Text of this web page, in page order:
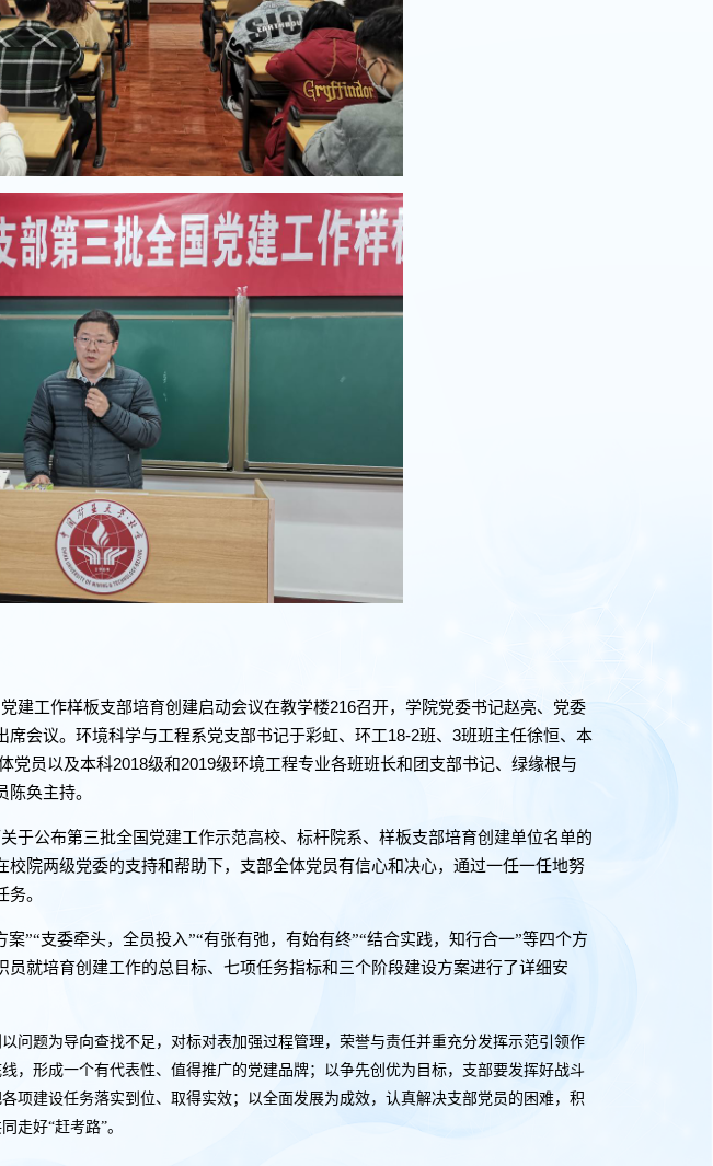
建工作样板支部培育创建启动会议在教学楼216召开，学院党委书记赵亮、党委
会议。环境科学与工程系党支部书记于彩虹、环工18-2班、 3班班主任徐恒、本
党员以及本科2018级和2019级环境工程专业各班班长和团支部书记、绿缘根与
奂主持。
于公布第三批全国党建工作示范高校、标杆院系、样板支部培育创建单位名单的
院两级党委的支持和帮助下，支部全体党员有信心和决心，通过一任一任地努
。
”“支委牵头，全员投入”“有张有弛，有始有终”“结合实践，知行合一”等四个方
就培育创建工作的总目标、七项任务指标和三个阶段建设方案进行了详细安
问题为导向查找不足，对标对表加强过程管理，荣誉与责任并重充分发挥示范引领作
，形成一个有代表性、值得推广的党建品牌；以争先创优为目标，支部要发挥好战斗
项建设任务落实到位、取得实效；以全面发展为成效，认真解决支部党员的困难，积
走好“赶考路”。